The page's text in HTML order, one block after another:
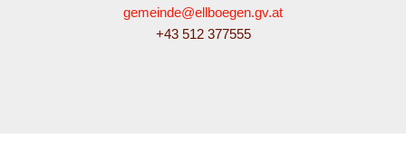
gemeinde@ellboegen.gv.at
+43 512 377555